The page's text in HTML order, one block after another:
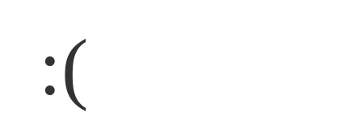
:(